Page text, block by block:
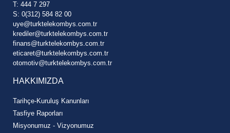
T: 444 7 297
S: 0(312) 584 82 00
uye@turktelekombys.com.tr
krediler@turktelekombys.com.tr
finans@turktelekombys.com.tr
eticaret@turktelekombys.com.tr
otomotiv@turktelekombys.com.tr
HAKKIMIZDA
Tarihçe-Kuruluş Kanunları
Tasfiye Raporları
Misyonumuz - Vizyonumuz